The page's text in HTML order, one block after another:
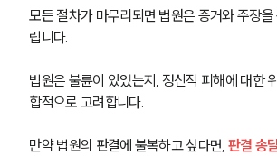
모든 절차가 마무리되면 법원은 증거와 주장
립니다.
법원은 불륜이 있었는지, 정신적 피해에 대한
합적으로 고려합니다.
만약 법원의 판결에 불복하고 싶다면, 판결 송